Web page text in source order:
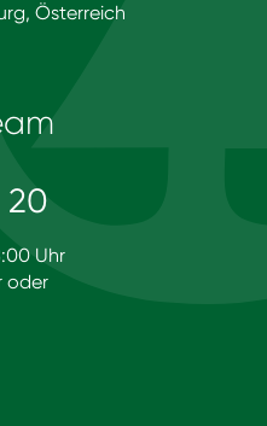
Österreich
20
Uhr
oder